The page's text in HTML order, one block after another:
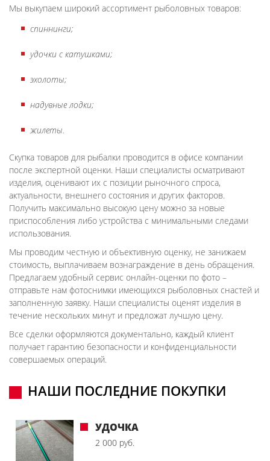
Мы выкупаем широкий ассортимент рыболовных товаров:
спиннинги;
удочки с катушками;
эхолоты;
надувные лодки;
жилеты.
Скупка товаров для рыбалки проводится в офисе компании
после экспертной оценки. Наши специалисты осматривают
изделия, оценивают их с позиции рыночного спроса,
актуальности, внешнего состояния и других факторов.
Получить максимально высокую цену можно за новые
приспособления либо устройства с минимальными следами
использования.
Мы проводим честную и объективную оценку, не занижаем
стоимость, выплачиваем вознаграждение в день обращения.
Предлагаем удобный сервис онлайн-оценки по фото –
отправьте нам фотоснимки имеющихся рыболовных снастей и
заполненную заявку. Наши специалисты оценят изделия в
течение нескольких минут и предложат лучшую цену.
Все сделки оформляются документально, каждый клиент
получает гарантию безопасности и конфиденциальности
совершаемых операций.
НАШИ ПОСЛЕДНИЕ ПОКУПКИ
УДОЧКА
2 000 руб.